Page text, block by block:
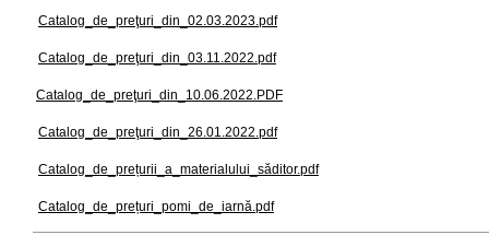
Catalog_de_preţuri_din_02.03.2023.pdf
Catalog_de_preţuri_din_03.11.2022.pdf
Catalog_de_preţuri_din_10.06.2022.PDF
Catalog_de_preţuri_din_26.01.2022.pdf
Catalog_de_prețurii_a_materialului_săditor.pdf
Catalog_de_prețuri_pomi_de_iarnă.pdf